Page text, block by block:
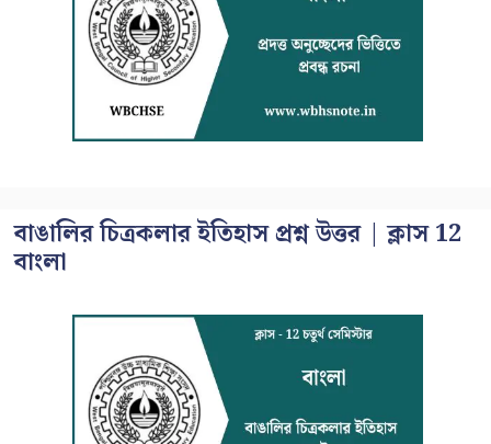
বাঙালির চিত্রকলার ইতিহাস প্রশ্ন উত্তর | ক্লাস 12
বাংলা